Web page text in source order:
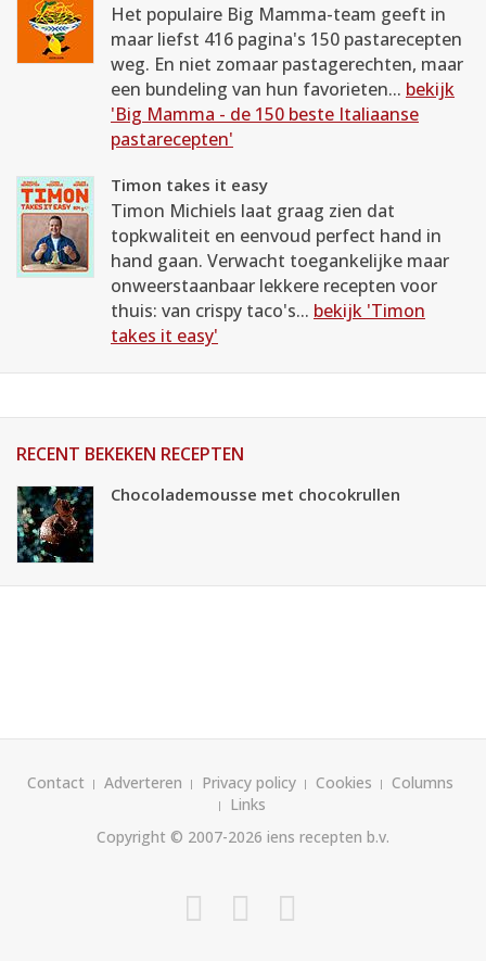
Het populaire Big Mamma-team geeft in
maar liefst 416 pagina's 150 pastarecepten
weg. En niet zomaar pastagerechten, maar
een bundeling van hun favorieten... bekijk
'Big Mamma - de 150 beste Italiaanse
pastarecepten'
Timon takes it easy
Timon Michiels laat graag zien dat
topkwaliteit en eenvoud perfect hand in
hand gaan. Verwacht toegankelijke maar
onweerstaanbaar lekkere recepten voor
thuis: van crispy taco's... bekijk 'Timon
takes it easy'
RECENT BEKEKEN RECEPTEN
Chocolademousse met chocokrullen
Contact Adverteren Privacy policy Cookies
Columns
Links
Copyright © 2007-2026 iens recepten b.v.